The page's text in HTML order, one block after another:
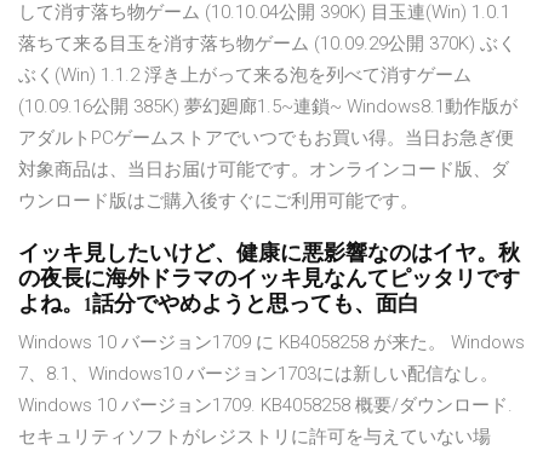
して消す落ち物ゲーム (10.10.04公開 390K) 目玉連(Win) 1.0.1
落ちて来る目玉を消す落ち物ゲーム (10.09.29公開 370K) ぶく
ぶく(Win) 1.1.2 浮き上がって来る泡を列べて消すゲーム
(10.09.16公開 385K) 夢幻廻廊1.5~連鎖~ Windows8.1動作版が
アダルトPCゲームストアでいつでもお買い得。当日お急ぎ便
対象商品は、当日お届け可能です。オンラインコード版、ダ
ウンロード版はご購入後すぐにご利用可能です。
イッキ見したいけど、健康に悪影響なのはイヤ。秋
の夜長に海外ドラマのイッキ見なんてピッタリです
よね。1話分でやめようと思っても、面白
Windows 10 バージョン1709 に KB4058258 が来た。 Windows
7、8.1、Windows10 バージョン1703には新しい配信なし。
Windows 10 バージョン1709. KB4058258 概要/ダウンロード.
セキュリティソフトがレジストリに許可を与えていない場